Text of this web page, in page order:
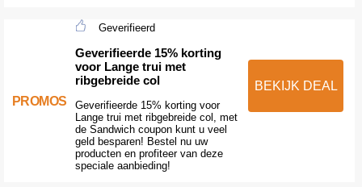
PROMOS
Geverifieerd
Geverifieerde 15% korting
voor Lange trui met
ribgebreide col
Geverifieerde 15% korting voor
Lange trui met ribgebreide col, met
de Sandwich coupon kunt u veel
geld besparen! Bestel nu uw
producten en profiteer van deze
speciale aanbieding!
BEKIJK DEAL